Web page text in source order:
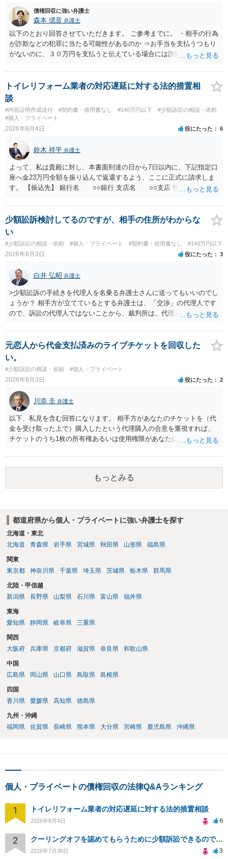
債権回収に強い弁護士
森本 偲音 弁護士
以下のとおり回答させていただきます。 ご参考までに。 ・相手の行為
が詐欺などの犯罪に当たる可能性があるのか ⇒お手当を支払うつもり
がないのに、３０万円を支払うと伝えている場合には詐欺罪に該当す
段が取れるのか ⇒契約に基づく履行請求として３０万円を請求するこ
とが考えられますが、 パパ活の契約は、売春防止法に抵触する契約
であるため、公序良俗に反する契約として 民法上無効（民法９０
条）となるため、相手方に請求できない可能性が高いです。 ・相手の
氏名や住所が分からない状態でも対応可能なのか ⇒訴訟等の裁判上の
手続を利用する場合には、原則として相手方の住所・氏名を把握して
トイレリフォーム業者の対応遅延に対する法的措置相
談
#内容証明作成送付 #契約書・借用書なし #140万円以下
#少額訴訟の相談・依頼
#個人・プライベート
2026年8月4日 役にたった 6
鈴木 祥平 弁護士
よって、私は貴殿に対し、本書面到達の日から7日以内に、下記指定口
座へ金23万円全額を振り込んで返還するよう、ここに正式に請求しま
す。 【振込先】 銀行名 ○○銀行 支店名 ○○支店 預金種別 普通
されない場合には、貴殿には任意に返金する意思がないものと判断
し、やむを得ず、返還金23万円及びこれに対する遅延損害金の支払い
を求める民事訴訟、支払督促その他必要な法的手続を直ちに講じま
いても併せて請求する予定ですので、あらかじめ申し添えます。 本件
は、貴殿自らが契約を解約したことによって生じた返還義務の履行を
求めるものにすぎません。貴殿の仕入先との取引関係や返金時期など
の内部事情は、私に対する返還義務の発生や履行時期には何ら影響を
及ぼすものではありません。 これ以上、本件の解決を不必要に遅延さ
せることなく、誠意をもって速やかに返金手続を履行されるよう、強
く求めます。 以上
少額訟訴検討してるのですが、相手の住所がわからな
い
#少額訴訟の相談・依頼 #個人・プライベート #契約書・借用書なし #140万円以下
2026年8月3日 役にたった 3
白井 弘昭 弁護士
>少額訟訴の手続きを代理人を名乗る弁護士さんに送ってもいいのでし
ょうか？ 相手方が立てているとする弁護士は、「交渉」の代理人です
ので、訴訟の代理人ではないことから、裁判所は、代理人宛ての訴状
ている場合は、相手方（被告）の住所で訴状を作成提出し、裁判所に
代理人が就いていたことを知らせると（訴状の記載内容から明らかな
場合も）、裁判所が当該代理人弁護士に事前連絡し、引き続き訴訟も
受任するかを聞いたうえで、受任の意志が明らかになったところで、
直接被告に送達するのではなく、代理人に訴状の受領を促すこともあ
ります。 ラインのやり取りでしか証拠がないと、実際の本人性が明ら
かではありません。もちろん弁護士（２０万円の請求で代理人弁護士
に委任するかも疑わしいのですが）も住所は明らかにしないでしょ
う。 何か本人を示す事実（振込先などの情報）から、相手の住所等の
情報を割り出していくしかないように思えます。 以上、ご参考まで。
元恋人から代金支払済みのライブチケットを回収した
い。
#少額訴訟の相談・依頼 #個人・プライベート
2026年8月3日 役にたった 2
川添 圭 弁護士
以下、私見を含む回答になります。 相手方があなたのチケットを（代
金を受け取った上で）購入したという代理購入の合意を重視すれば、
チケットのうち1枚の所有権あるいは使用権限があなたにあり、チケッ
す。 一方、このチケット購入には「相手方と一緒に行く」という合意
も付随していたことを無視することができません。こちらを重視すれ
ば、交際を終了させたことにより「一緒に行く」という結果の実現に
重大な障害が発生しており、当然にチケットを引き渡すべきといえる
えば、当該チケットが座席指定である場合、交際を解消した2人が当日
隣り合わせになることは避けたいという心理が働くことも無理からぬ
ところです。一方、チケットがエリア指定のアリーナ席であれば隣り
あったり特別席であったりすれば、判断は変わってくるかもしれませ
ん。当該チケットがチケット転売防止法に規定する特定興行入場券に
該当し、券面上使用者が指定されている場合には、チケット引渡し以
法的には「当事者の合理的意思」がどこにあるのかを追求した解決が
必要になると思われます。なかなか難しい問題なので、弁護士によっ
ても回答は異なるかもしれません。
もっとみる
都道府県から個人・プライベートに強い弁護士を探す
北海道・東北
北海道
青森県 岩手県 宮城県 秋田県 山形県 福島県
関東
東京都
神奈川県 千葉県 埼玉県 茨城県 栃木県 群馬県
北陸・甲信越
新潟県
長野県 山梨県 石川県 富山県 福井県
東海
愛知県
静岡県 岐阜県 三重県
関西
大阪府
兵庫県 京都府 滋賀県 奈良県 和歌山県
中国
広島県
岡山県 山口県 鳥取県 島根県
四国
香川県
愛媛県 高知県 徳島県
九州・沖縄
福岡県
佐賀県 長崎県 熊本県 大分県 宮崎県 鹿児島県 沖縄県
個人・プライベートの債権回収の法律Q&Aランキング
1 トイレリフォーム業者の対応遅延に対する法的措置相談
2026年8月4日 6
2 クーリングオフを認めてもらうために少額訴訟できるのでしょうか。
2026年7月30日 3